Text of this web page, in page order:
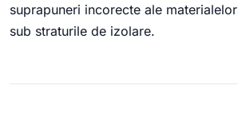
suprapuneri incorecte ale
sub straturile de izolare.